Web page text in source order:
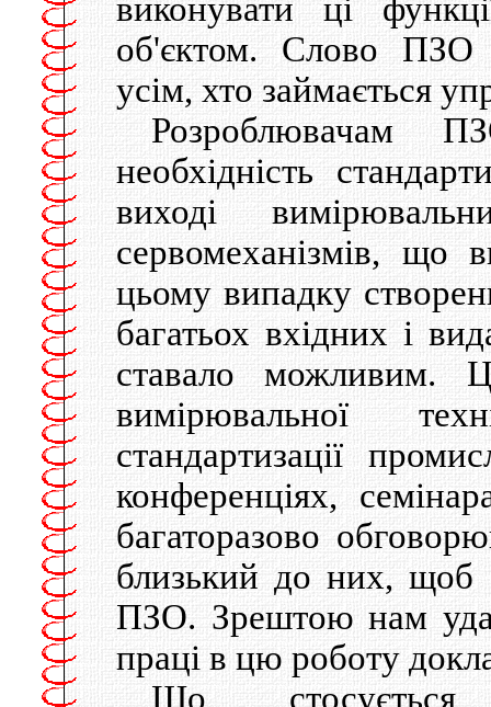
виконувати ці
об'єктом. Слово ПЗО
усім, хто займається
Розроблювачам
необхідність
виході
сервомеханізмів, що
цьому випадку
багатьох вхідних і
ставало можливим.
вимірювальної
стандартизації
конференціях,
багаторазово
близький до них, щоб
ПЗО. Зрештою нам
праці в цю роботу
Що стосується